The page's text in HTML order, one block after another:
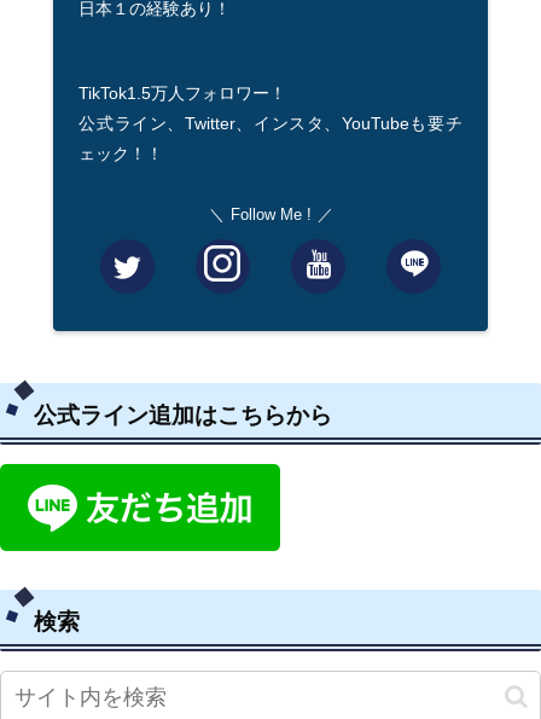
日本１の経験あり！
TikTok1.5万人フォロワー！
公式ライン、Twitter、インスタ、YouTubeも要チ
ェック！！
Follow Me !
公式ライン追加はこちらから
検索